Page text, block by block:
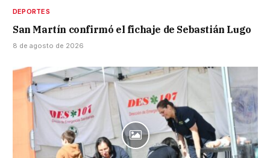
DEPORTES
San Martín confirmó el fichaje de Sebastián Lugo
8 de agosto de 2026